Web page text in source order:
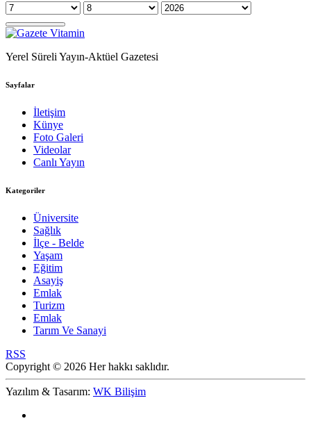
Yerel Süreli Yayın-Aktüel Gazetesi
Sayfalar
İletişim
Künye
Foto Galeri
Videolar
Canlı Yayın
Kategoriler
Üniversite
Sağlık
İlçe - Belde
Yaşam
Eğitim
Asayiş
Emlak
Turizm
Emlak
Tarım Ve Sanayi
RSS
Copyright © 2026 Her hakkı saklıdır.
Yazılım & Tasarım: WK Bilişim